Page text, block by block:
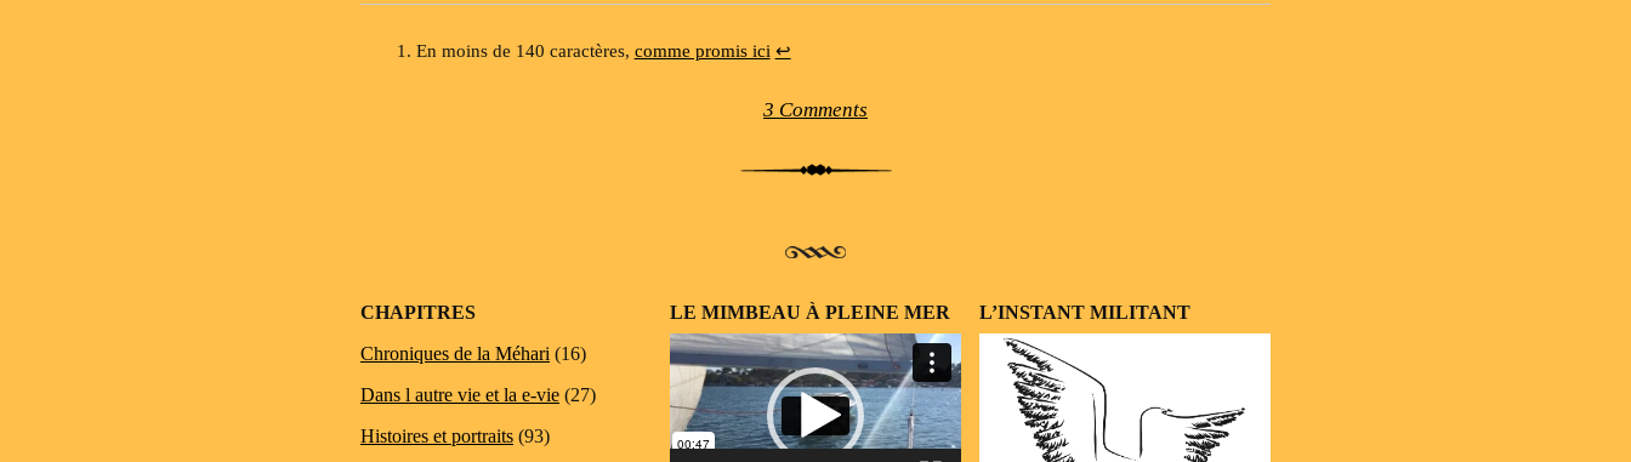
En moins de 140 caractères, comme promis ici ↩
3 Comments
CHAPITRES
Chroniques de la Méhari (16)
Dans l autre vie et la e-vie (27)
Histoires et portraits (93)
LE MIMBEAU À PLEINE MER
Lecteur
vidéo
L’INSTANT MILITANT